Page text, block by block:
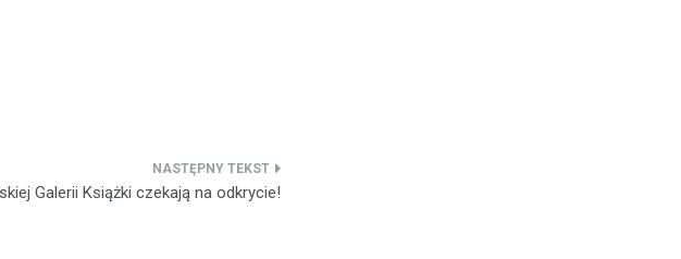
Galerii Książki czekają na odkrycie!